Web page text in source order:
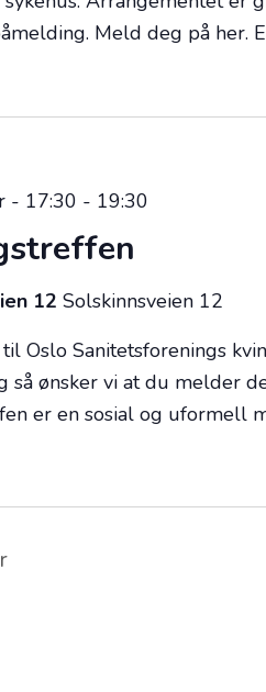
Meld deg på her.
- 17:30 - 19:30
12 Solskinnsveien 12
Oslo Sanitetsforenings
så ønsker vi at du melder
er en sosial og uformell